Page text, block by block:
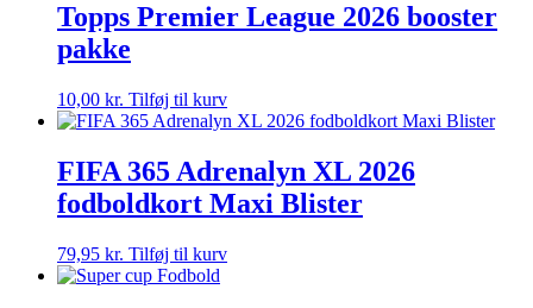
Topps Premier League 2026 booster
pakke
10,00 kr. Tilføj til kurv
FIFA 365 Adrenalyn XL 2026
fodboldkort Maxi Blister
79,95 kr. Tilføj til kurv